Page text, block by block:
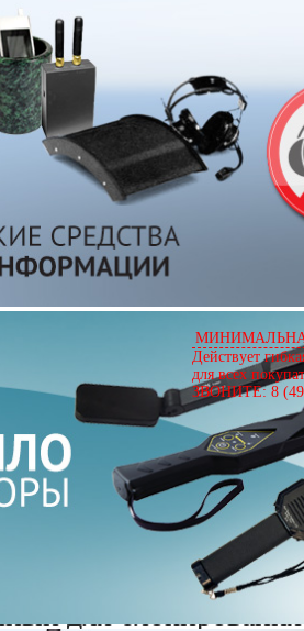
средства
средств звукозаписи/
голосов)
Действует
для всех
ЗВОНИТЕ: 8
Универсальный